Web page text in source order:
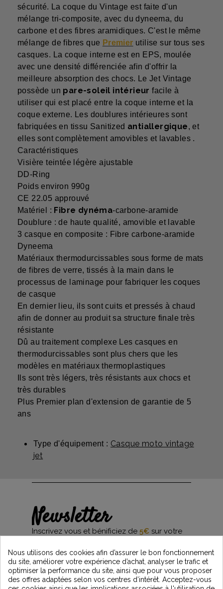
sécurité. La coque du Vintage est faite d'un
mélange tri-composite, avec du dyneema, du
carbone et des fibres aramidiques. C'est le même
mélange de fibres que Premier utilise sur tous ses
casques. La coque interne est en EPS, moulée
avec une densité différenciée afin d'offrir la
meilleure absorption des chocs. Le Jet Vintage
possède un pare-soleil intérieurfacile à
utiliser qui est placé entre la coque interne et la
coque externe. Les doublures intérieures sont
fabriquées en tissu Sanitized antiallergique, et
elles sont complètement amovibles et lavables .
Caractéristiques
Visière teintée légère ajustable
DD-Ring
Poids environ 990g
CE 22.05 approuvé
Matériel : Fibre dynéma-carbone-aramide
Doublure : de haute qualité, amovible et lavable
3 casque en composite : Fibre carbone-aramide
Dyneema
Matériaux thermodurcissables sous forme de mats
de fibres de verre, tissés à la main dans le
processus de laminage pour fabriquer les coques
de casque
En dernier lieu, ils sont cuits et pressés à chaud
afin de donner au produit sa structure finale très
résistante
Dû au traitement complexe Les casques en
thermodurcissables sont plus chers que les
modèles en matériaux thermoplastiques
Ils sont très légers, très résistants aux chocs et
très durables
Plus Premier plan d'extension de garantie de 5
ans
Type d'équipement : Casque moto vintage
jet
Newsletter
Inscrivez vous et bénificiez de 5€ sur votre
et restez informés des dernières nouveautés
Vintage Motors
Nous utilisons des cookies afin d’assurer le bon fonctionnement
du site, améliorer votre expérience d’achat, analyser le trafic et
optimiser la performance du site, ainsi que pour vous proposer
des offres adaptées selon vos centres d’intérêt. Acceptez-vous